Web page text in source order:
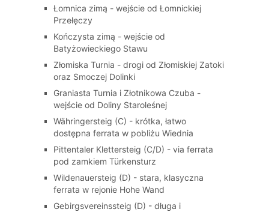
Łomnica zimą - wejście od Łomnickiej
Przełęczy
Kończysta zimą - wejście od
Batyżowieckiego Stawu
Złomiska Turnia - drogi od Złomiskiej Zatoki
oraz Smoczej Dolinki
Graniasta Turnia i Złotnikowa Czuba -
wejście od Doliny Staroleśnej
Währingersteig (C) - krótka, łatwo
dostępna ferrata w pobliżu Wiednia
Pittentaler Klettersteig (C/D) - via ferrata
pod zamkiem Türkensturz
Wildenauersteig (D) - stara, klasyczna
ferrata w rejonie Hohe Wand
Gebirgsvereinssteig (D) - długa i